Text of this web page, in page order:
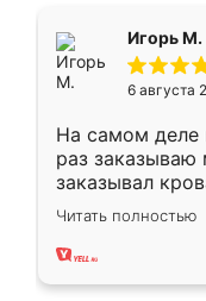
Игорь М.
6 августа
На самом деле
раз заказываю
заказывал
ребёнка при
заказал шкаф-
хорошее
Читать полностью